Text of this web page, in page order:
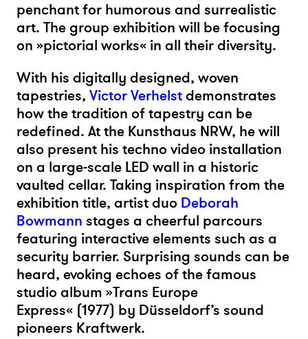
penchant for humorous and surrealistic
art. The group exhibition will be focusing
on »pictorial works« in all their diversity.
With his digitally designed, woven
tapestries, Victor Verhelstdemonstrates
how the tradition of tapestry can be
redefined. At the Kunsthaus NRW, he will
also present his techno video installation
on a large-scale LED wall in a historic
vaulted cellar. Taking inspiration from the
exhibition title, artist duo Deborah
Bowmann stages a cheerful parcours
featuring interactiveelements such as a
security barrier. Surprising sounds can be
heard, evoking echoes of the famous
studio album »Trans Europe
Express« (1977) by Düsseldorf’s sound
pioneers Kraftwerk.